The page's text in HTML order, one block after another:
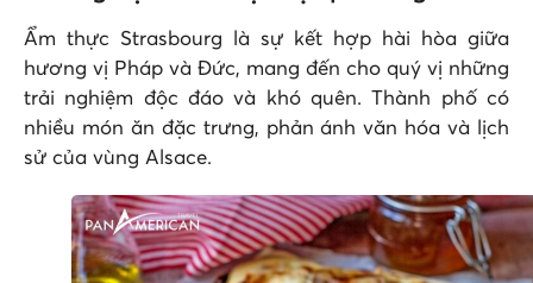
Ẩm thực Strasbourg là sự kết hợp hài hòa giữa
hương vị Pháp và Đức, mang đến cho quý vị những
trải nghiệm độc đáo và khó quên. Thành phố có
nhiều món ăn đặc trưng, ​​phản ánh văn hóa và lịch
sử của vùng Alsace.